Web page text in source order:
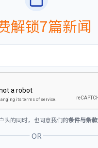
解锁7篇新闻
头的同时，也同意我们的条件与条款
OR